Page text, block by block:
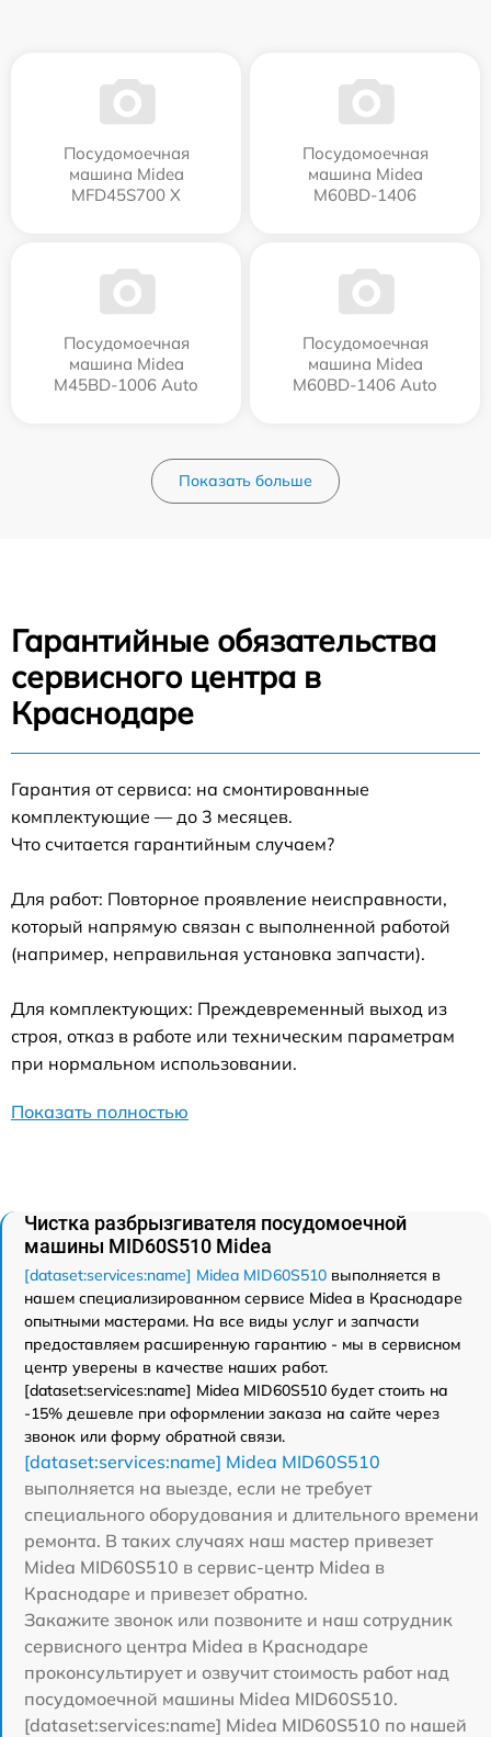
Посудомоечная
машина Midea
MFD45S700 X
Посудомоечная
машина Midea
M60BD-1406
Посудомоечная
машина Midea
M45BD-1006 Auto
Посудомоечная
машина Midea
M60BD-1406 Auto
Показать больше
Гарантийные обязательства
сервисного центра в
Краснодаре
Гарантия от сервиса: на смонтированные
комплектующие — до 3 месяцев.
Что считается гарантийным случаем?
Для работ: Повторное проявление неисправности,
который напрямую связан с выполненной работой
(например, неправильная установка запчасти).
Для комплектующих: Преждевременный выход из
строя, отказ в работе или техническим параметрам
при нормальном использовании.
Показать полностью
Чистка разбрызгивателя посудомоечной
машины MID60S510 Midea
[dataset:services:name] Midea MID60S510 выполняется в
нашем специализированном сервисе Midea в Краснодаре
опытными мастерами. На все виды услуг и запчасти
предоставляем расширенную гарантию - мы в сервисном
центр уверены в качестве наших работ.
[dataset:services:name] Midea MID60S510 будет стоить на
-15% дешевле при оформлении заказа на сайте через
звонок или форму обратной связи.
[dataset:services:name] Midea MID60S510
выполняется на выезде, если не требует
специального оборудования и длительного времени
ремонта. В таких случаях наш мастер привезет
Midea MID60S510 в сервис-центр Midea в
Краснодаре и привезет обратно.
Закажите звонок или позвоните и наш сотрудник
сервисного центра Midea в Краснодаре
проконсультирует и озвучит стоимость работ над
посудомоечной машины Midea MID60S510.
[dataset:services:name] Midea MID60S510 по нашей